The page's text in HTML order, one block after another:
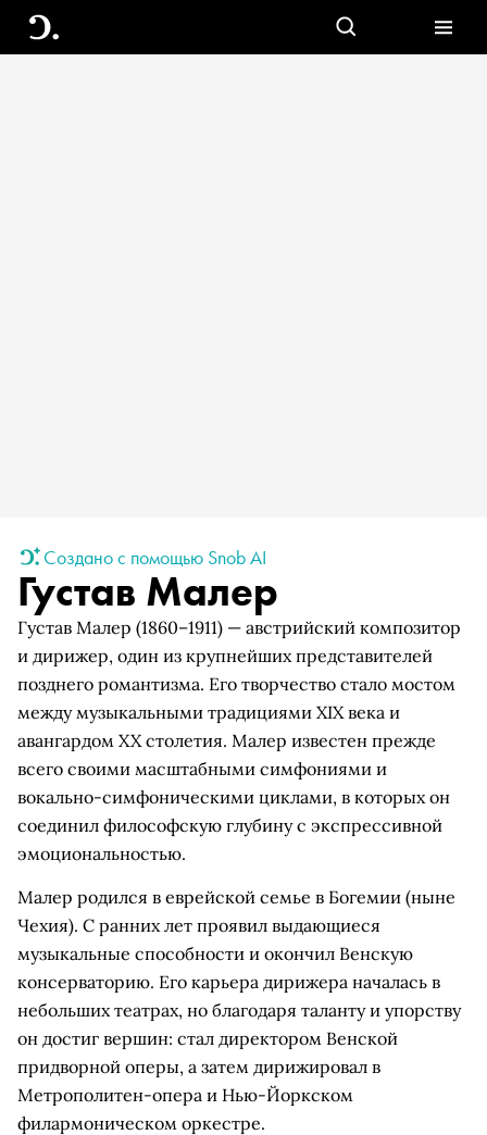
Создано с помощью Snob AI
Густав Малер
Густав Малер (1860–1911) — австрийский композитор
и дирижер, один из крупнейших представителей
позднего романтизма. Его творчество стало мостом
между музыкальными традициями XIX века и
авангардом XX столетия. Малер известен прежде
всего своими масштабными симфониями и
вокально-симфоническими циклами, в которых он
соединил философскую глубину с экспрессивной
эмоциональностью.
Малер родился в еврейской семье в Богемии (ныне
Чехия). С ранних лет проявил выдающиеся
музыкальные способности и окончил Венскую
консерваторию. Его карьера дирижера началась в
небольших театрах, но благодаря таланту и упорству
он достиг вершин: стал директором Венской
придворной оперы, а затем дирижировал в
Метрополитен-опера и Нью-Йоркском
филармоническом оркестре.